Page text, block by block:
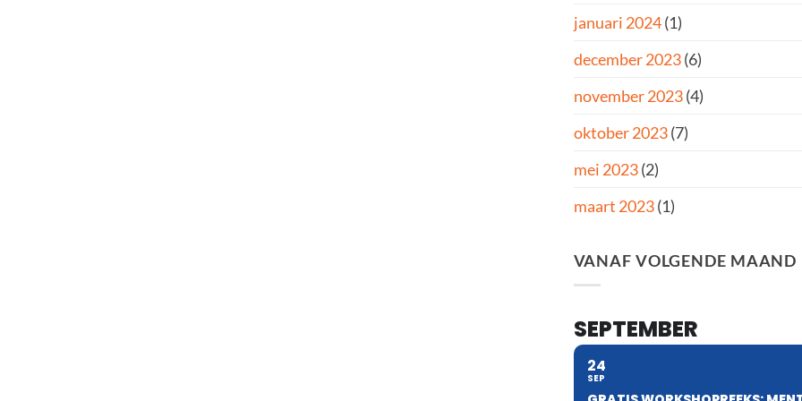
januari 2024(1)
december 2023(6)
november 2023(4)
oktober 2023(7)
mei 2023(2)
maart 2023(1)
VANAF VOLGENDE MAAND
SEPTEMBER
24
SEP